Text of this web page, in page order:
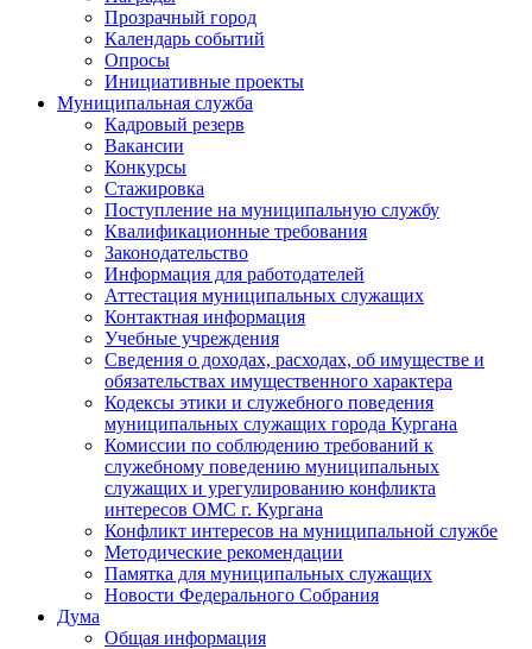
Прозрачный город
Календарь событий
Опросы
Инициативные проекты
Муниципальная служба
Кадровый резерв
Вакансии
Конкурсы
Стажировка
Поступление на муниципальную службу
Квалификационные требования
Законодательство
Информация для работодателей
Аттестация муниципальных служащих
Контактная информация
Учебные учреждения
Сведения о доходах, расходах, об имуществе и
обязательствах имущественного характера
Кодексы этики и служебного поведения
муниципальных служащих города Кургана
Комиссии по соблюдению требований к
служебному поведению муниципальных
служащих и урегулированию конфликта
интересов ОМС г. Кургана
Конфликт интересов на муниципальной службе
Методические рекомендации
Памятка для муниципальных служащих
Новости Федерального Cобрания
Дума
Общая информация